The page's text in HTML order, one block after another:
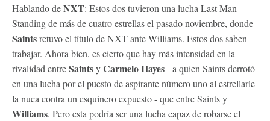
Hablando deNXT: Estos dos tuvieron una lucha Last Man
Standing de más de cuatro estrellas el pasado noviembre, donde
Saintsretuvo el título de NXT ante Williams. Estos dos saben
trabajar. Ahora bien, es cierto que hay más intensidad en la
rivalidad entreSaintsyCarmelo Hayes- a quien Saints derrotó
en una lucha por el puesto de aspirante número uno al estrellarle
la nuca contra un esquinero expuesto - que entre Saints y
Williams. Pero esta podría ser una lucha capaz de robarse el